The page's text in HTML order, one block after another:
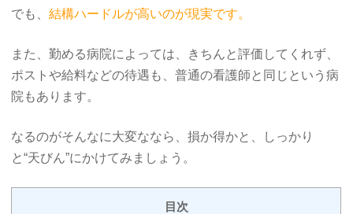
でも、結構ハードルが高いのが現実です。
また、勤める病院によっては、きちんと評価してくれず、
ポストや給料などの待遇も、普通の看護師と同じという病
院もあります。
なるのがそんなに大変ななら、損か得かと、しっかり
と“天びん”にかけてみましょう。
目次